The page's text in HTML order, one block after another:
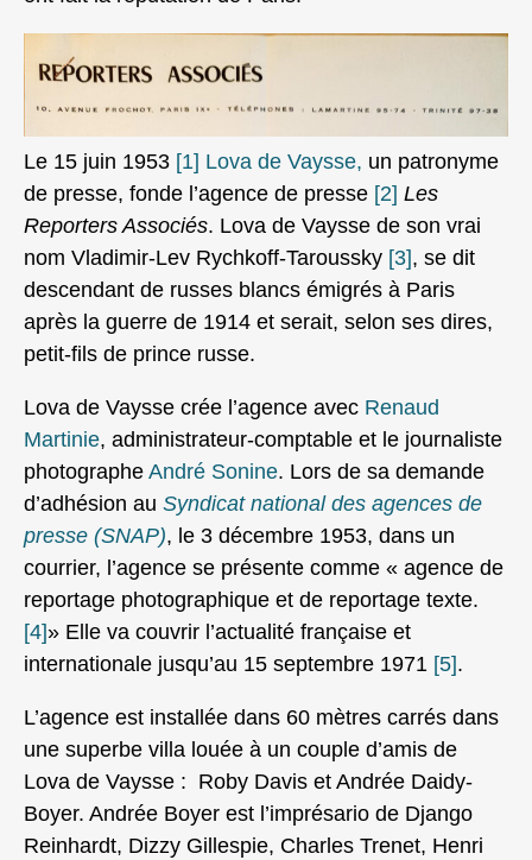
Le 15 juin 1953 [1] Lova de Vaysse, un patronyme
de presse, fonde l’agence de presse [2] Les
Reporters Associés. Lova de Vaysse de son vrai
nom Vladimir-Lev Rychkoff-Taroussky [3], se dit
descendant de russes blancs émigrés à Paris
après la guerre de 1914 et serait, selon ses dires,
petit-fils de prince russe.
Lova de Vaysse crée l’agence avec Renaud
Martinie, administrateur-comptable et le journaliste
photographe André Sonine. Lors de sa demande
d’adhésion au Syndicat national des agences de
presse (SNAP), le 3 décembre 1953, dans un
courrier, l’agence se présente comme « agence de
reportage photographique et de reportage texte.
[4]» Elle va couvrir l’actualité française et
internationale jusqu’au 15 septembre 1971 [5].
L’agence est installée dans 60 mètres carrés dans
une superbe villa louée à un couple d’amis de
Lova de Vaysse : Roby Davis et Andrée Daidy-
Boyer. Andrée Boyer est l’imprésario de Django
Reinhardt, Dizzy Gillespie, Charles Trenet, Henri